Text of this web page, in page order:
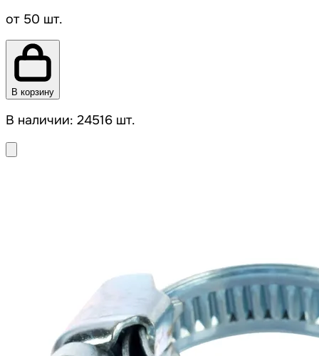
от 50 шт.
В корзину
В наличии: 24516 шт.